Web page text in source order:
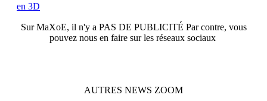
en 3D
SurMaXoE, il n'y a PAS DE PUBLICITÉ Par contre, vous
pouvez nous en faire sur les réseaux sociaux
AUTRES NEWS ZOOM